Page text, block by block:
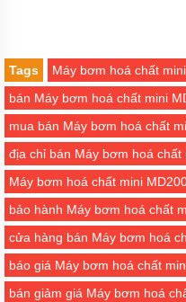
KCB
Máy
bơm
bánh
răng
thân
bằng
đồng
Bơm
bánh
răng
dùng
bạc
Tags
Máy bơm hoá chất
bán Máy bơm hoá chất mini
mua bán Máy bơm hoá chất
địa chỉ bán Máy bơm hoá chất
Máy bơm hoá chất mini
bảo hành Máy bơm hoá chất
cửa hàng bán Máy bơm hoá
báo giá Máy bơm hoá chất
bán giảm giá Máy bơm hoá